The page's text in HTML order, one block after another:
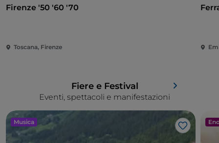
Firenze '50 '60 '70
Toscana, Firenze
Eventi, spettacoli e manifestazioni
Fiere e Festival
Musica
Like